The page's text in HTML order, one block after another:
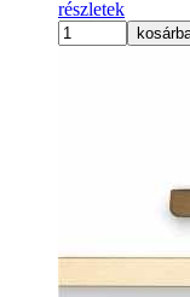
részletek